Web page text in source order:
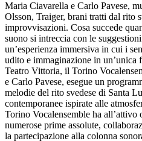
Maria Ciavarella e Carlo Pavese,
Olsson, Traiger, brani tratti dal rito
improvvisazioni. Cosa succede
suono si intreccia con le
un’esperienza immersiva in cui i
udito e immaginazione in un’unica
Teatro Vittoria, il Torino
e Carlo Pavese, esegue un
melodie del rito svedese di Santa
contemporanee ispirate alle
Torino Vocalensemble ha all’attivo
numerose prime assolute,
la partecipazione alla colonna